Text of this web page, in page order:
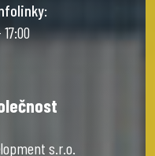
:
s.r.o.